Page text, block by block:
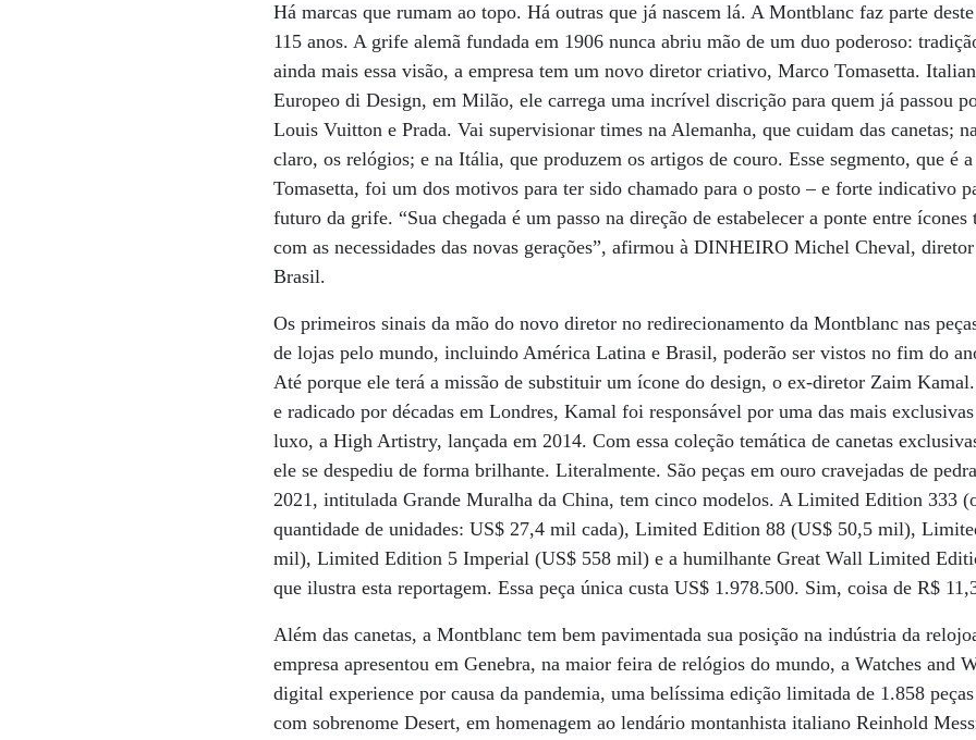
Há marcas que rumam ao topo. Há outras que já nascem lá. A Montblanc faz parte
115 anos. A grife alemã fundada em 1906 nunca abriu mão de um duo poderoso:
ainda mais essa visão, a empresa tem um novo diretor criativo, Marco Tomasetta.
Europeo di Design, em Milão, ele carrega uma incrível discrição para quem já passou
Louis Vuitton e Prada. Vai supervisionar times na Alemanha, que cuidam das canetas;
claro, os relógios; e na Itália, que produzem os artigos de couro. Esse segmento, que é
Tomasetta, foi um dos motivos para ter sido chamado para o posto – e forte indicativo
futuro da grife. “Sua chegada é um passo na direção de estabelecer a ponte entre
com as necessidades das novas gerações”, afirmou à DINHEIRO Michel Cheval,
Brasil.
Os primeiros sinais da mão do novo diretor no redirecionamento da Montblanc nas
de lojas pelo mundo, incluindo América Latina e Brasil, poderão ser vistos no fim do
Até porque ele terá a missão de substituir um ícone do design, o ex-diretor Zaim
e radicado por décadas em Londres, Kamal foi responsável por uma das mais
luxo, a High Artistry, lançada em 2014. Com essa coleção temática de canetas
ele se despediu de forma brilhante. Literalmente. São peças em ouro cravejadas de
2021, intitulada Grande Muralha da China, tem cinco modelos. A Limited Edition 333
quantidade de unidades: US$ 27,4 mil cada), Limited Edition 88 (US$ 50,5 mil),
mil), Limited Edition 5 Imperial (US$ 558 mil) e a humilhante Great Wall Limited
que ilustra esta reportagem. Essa peça única custa US$ 1.978.500. Sim, coisa de R$
Além das canetas, a Montblanc tem bem pavimentada sua posição na indústria da
empresa apresentou em Genebra, na maior feira de relógios do mundo, a Watches and
digital experience por causa da pandemia, uma belíssima edição limitada de 1.858
com sobrenome Desert, em homenagem ao lendário montanhista italiano Reinhold